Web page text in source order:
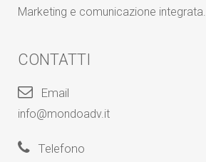
Marketing e comunicazione integrata.
CONTATTI
Email
info@mondoadv.it
Telefono